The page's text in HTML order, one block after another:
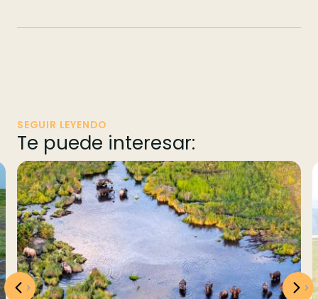
SEGUIR LEYENDO
Te puede interesar: